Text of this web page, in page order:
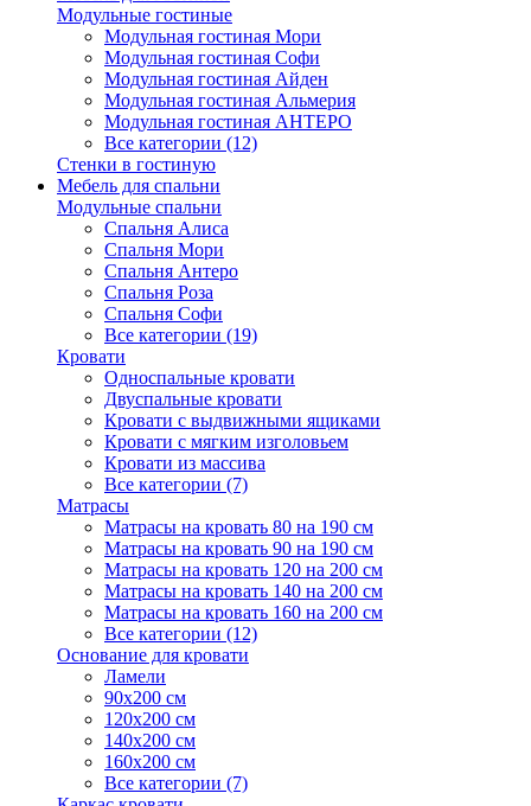
Модульные гостиные
Модульная гостиная Мори
Модульная гостиная Софи
Модульная гостиная Айден
Модульная гостиная Альмерия
Модульная гостиная АНТЕРО
Все категории (12)
Стенки в гостиную
Мебель для спальни
Модульные спальни
Спальня Алиса
Спальня Мори
Спальня Антеро
Спальня Роза
Спальня Софи
Все категории (19)
Кровати
Односпальные кровати
Двуспальные кровати
Кровати с выдвижными ящиками
Кровати с мягким изголовьем
Кровати из массива
Все категории (7)
Матрасы
Матрасы на кровать 80 на 190 см
Матрасы на кровать 90 на 190 см
Матрасы на кровать 120 на 200 см
Матрасы на кровать 140 на 200 см
Матрасы на кровать 160 на 200 см
Все категории (12)
Основание для кровати
Ламели
90х200 см
120х200 см
140х200 см
160х200 см
Все категории (7)